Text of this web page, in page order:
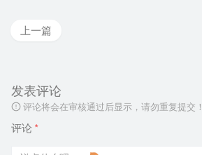
上一篇
发表评论
评论将会在审核通过后显示，请勿重复提交！
评论 *